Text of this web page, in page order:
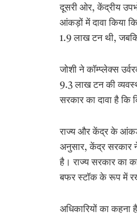
दूसरी ओर, केंद्रीय
आंकड़ों में दावा किया
1.9 लाख टन थी,
जोशी ने कॉम्प्लेक्स
9.3 लाख टन की
सरकार का दावा है कि
राज्य और केंद्र के
अनुसार, केंद्र सरकार
है। राज्य सरकार का
बफर स्टॉक के रूप में
अधिकारियों का कहना